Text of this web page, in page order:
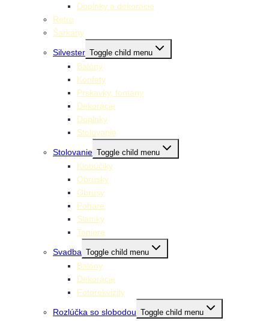
Doplnky a dekorácie
Retro
Šarkany
Silvester Toggle child menu
Balóny
Konfety
Prskavky, fontány
Dekorácie
Doplnky
Stolovanie
Stolovanie Toggle child menu
Klobúčiky
Obrúsky
Obrusy
Poháre
Slamky
Taniere
Svadba Toggle child menu
Balóny
Dekorácie
Fotorekvizity
Rozlúčka so slobodou Toggle child menu